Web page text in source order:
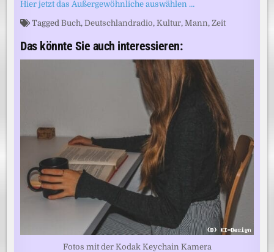
Hier jetzt das Außergewöhnliche auswählen …
Tagged Buch, Deutschlandradio,Kultur, Mann, Zeit
Das könnte Sie auch interessieren:
Fotos mit der Kodak Keychain Kamera